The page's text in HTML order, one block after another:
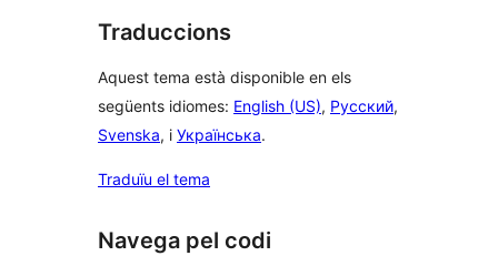
Traduccions
Aquest tema està disponible en els
següents idiomes: English (US), Русский,
Svenska, i Українська.
Traduïu el tema
Navega pel codi